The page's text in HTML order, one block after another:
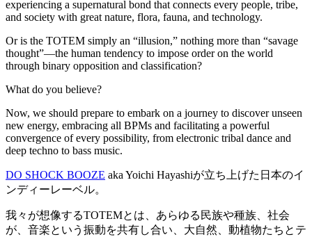
experiencing a supernatural bond that connects every people, tribe,
and society with great nature, flora, fauna, and technology.
Or is the TOTEM simply an “illusion,” nothing more than “savage
thought”—the human tendency to impose order on the world
through binary opposition and classification?
What do you believe?
Now, we should prepare to embark on a journey to discover unseen
new energy, embracing all BPMs and facilitating a powerful
convergence of every possibility, from electronic tribal dance and
deep techno to bass music.
DO SHOCK BOOZE aka Yoichi Hayashiが立ち上げた日本のイ
ンディーレーベル。
我々が想像するTOTEMとは、あらゆる民族や種族、社会
が、音楽という振動を共有し合い、大自然、動植物たちとテ